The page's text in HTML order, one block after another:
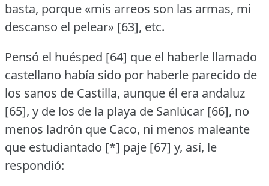
basta, porque «mis arreos son las armas, mi
descanso el pelear» [63], etc.
Pensó el huésped [64] que el haberle llamado
castellano había sido por haberle parecido de
los sanos de Castilla, aunque él era andaluz
[65], y de los de la playa de Sanlúcar [66], no
menos ladrón que Caco, ni menos maleante
que estudiantado [*] paje [67] y, así, le
respondió: